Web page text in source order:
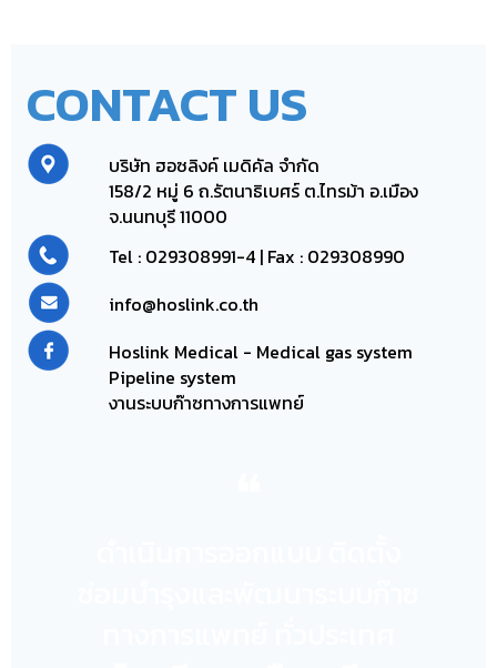
CONTACT US
บริษัท ฮอซลิงค์ เมดิคัล จำกัด
158/2 หมู่ 6 ถ.รัตนาธิเบศร์ ต.ไทรม้า อ.เมือง
จ.นนทบุรี 11000
Tel : 029308991-4| Fax : 029308990
info@hoslink.co.th
Hoslink Medical - Medical gas system
Pipeline system
งานระบบก๊าซทางการแพทย์